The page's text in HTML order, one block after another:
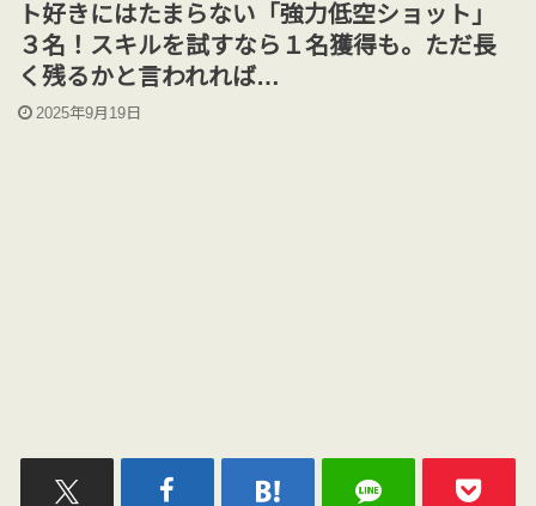
ト好きにはたまらない「強力低空ショット」
３名！スキルを試すなら１名獲得も。ただ長
く残るかと言われれば…
2025年9月19日